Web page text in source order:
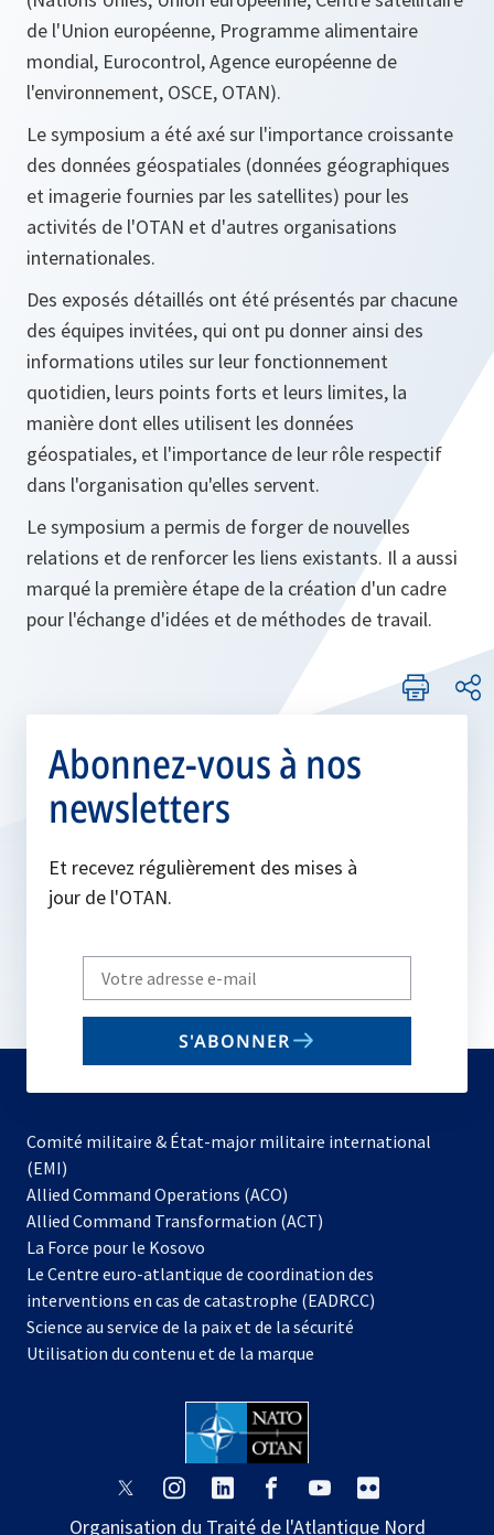
de l'Union européenne, Programme alimentaire
mondial, Eurocontrol, Agence européenne de
l'environnement, OSCE, OTAN).
Le symposium a été axé sur l'importance croissante
des données géospatiales (données géographiques
et imagerie fournies par les satellites) pour les
activités de l'OTAN et d'autres organisations
internationales.
Des exposés détaillés ont été présentés par chacune
des équipes invitées, qui ont pu donner ainsi des
informations utiles sur leur fonctionnement
quotidien, leurs points forts et leurs limites, la
manière dont elles utilisent les données
géospatiales, et l'importance de leur rôle respectif
dans l'organisation qu'elles servent.
Le symposium a permis de forger de nouvelles
relations et de renforcer les liens existants. Il a aussi
marqué la première étape de la création d'un cadre
pour l'échange d'idées et de méthodes de travail.
Abonnez-vous à nos
newsletters
Et recevez régulièrement des mises à
jour de l'OTAN.
Write
your
email
S'ABONNER
Comité militaire & État-major militaire international
(EMI)
Allied Command Operations (ACO)
dans
nouvel
onglet
Allied Command Transformation (ACT)
La Force pour le Kosovo
dans
un
nouvel
onglet
Le Centre euro-atlantique de coordination des
interventions en cas de catastrophe (EADRCC)
Science au service de la paix et de la sécurité
Utilisation du contenu et de la marque
s’ouvre
un
s’ouvre
un
s’ouvre
un
s’ouvre
un
s’ouvre
un
un
Organisation du Traité de l'Atlantique Nord